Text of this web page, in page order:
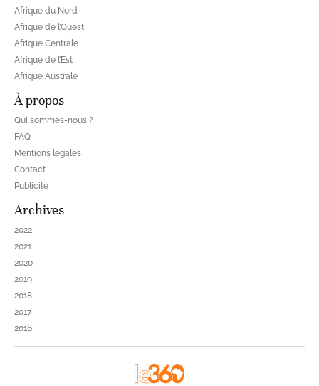
Afrique du Nord
Afrique de l’Ouest
Afrique Centrale
Afrique de l’Est
Afrique Australe
À propos
Qui sommes-nous ?
FAQ
Mentions légales
Contact
Publicité
Archives
2022
2021
2020
2019
2018
2017
2016